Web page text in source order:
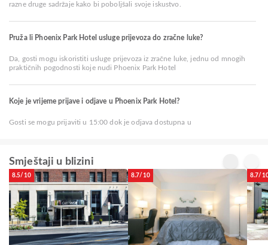
razne druge sadržaje kako bi poboljšali svoje iskustvo.
Pruža li Phoenix Park Hotel usluge prijevoza do zračne luke?
Da, gosti mogu iskoristiti usluge prijevoza iz zračne luke, jednu od mnogih
praktičnih pogodnosti koje nudi Phoenix Park Hotel
Koje je vrijeme prijave i odjave u Phoenix Park Hotel?
Gosti se mogu prijaviti u 15:00 dok je odjava dostupna u
Smještaji u blizini
8.5/10 8.7/10 8.7/